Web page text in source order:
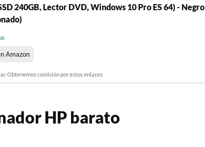
240GB, Lector DVD, Windows 10 Pro ES 64) - Negro
Amazon
Obtenemos comisión por estos enlaces
HP barato